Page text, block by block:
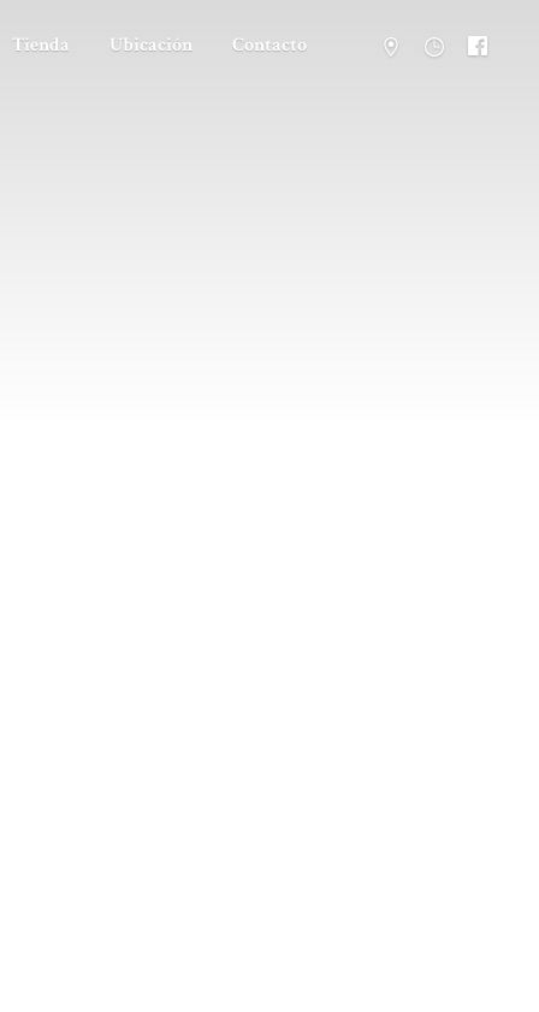
Tienda Ubicación Contacto